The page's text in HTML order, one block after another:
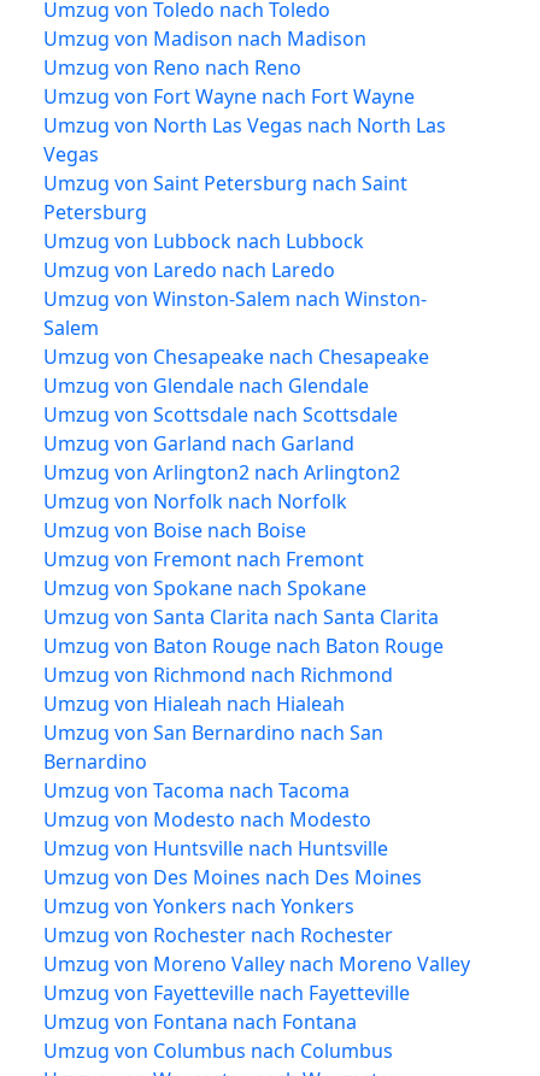
Umzug von Toledo nach Toledo
Umzug von Madison nach Madison
Umzug von Reno nach Reno
Umzug von Fort Wayne nach Fort Wayne
Umzug von North Las Vegas nach North Las
Vegas
Umzug von Saint Petersburg nach Saint
Petersburg
Umzug von Lubbock nach Lubbock
Umzug von Laredo nach Laredo
Umzug von Winston-Salem nach Winston-
Salem
Umzug von Chesapeake nach Chesapeake
Umzug von Glendale nach Glendale
Umzug von Scottsdale nach Scottsdale
Umzug von Garland nach Garland
Umzug von Arlington2 nach Arlington2
Umzug von Norfolk nach Norfolk
Umzug von Boise nach Boise
Umzug von Fremont nach Fremont
Umzug von Spokane nach Spokane
Umzug von Santa Clarita nach Santa Clarita
Umzug von Baton Rouge nach Baton Rouge
Umzug von Richmond nach Richmond
Umzug von Hialeah nach Hialeah
Umzug von San Bernardino nach San
Bernardino
Umzug von Tacoma nach Tacoma
Umzug von Modesto nach Modesto
Umzug von Huntsville nach Huntsville
Umzug von Des Moines nach Des Moines
Umzug von Yonkers nach Yonkers
Umzug von Rochester nach Rochester
Umzug von Moreno Valley nach Moreno Valley
Umzug von Fayetteville nach Fayetteville
Umzug von Fontana nach Fontana
Umzug von Columbus nach Columbus